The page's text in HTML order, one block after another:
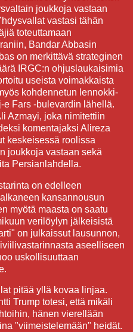
joukkoja vastaan
vastasi tähän
toteuttamaan
Bandar Abbasin
on merkittävä strateginen
IRGC:n ohjuslaukaisimia
useista voimakkaista
kohdennetun lennokki-
Fars -bulevardin lähellä.
Azmayi, joka nimitettiin
komentajaksi Alireza
keskeisessä roolissa
joukkoja vastaan sekä
Persianlahdella.
on edelleen
kansannousun
myötä maasta on saatu
verilöylyn jälkeisistä
on julkaissut lausunnon,
aseelliseen
uskollisuuttaan
pitää yllä kovaa linjaa.
Trump totesi, että mikäli
hänen vierellään
"viimeistelemään" heidät.